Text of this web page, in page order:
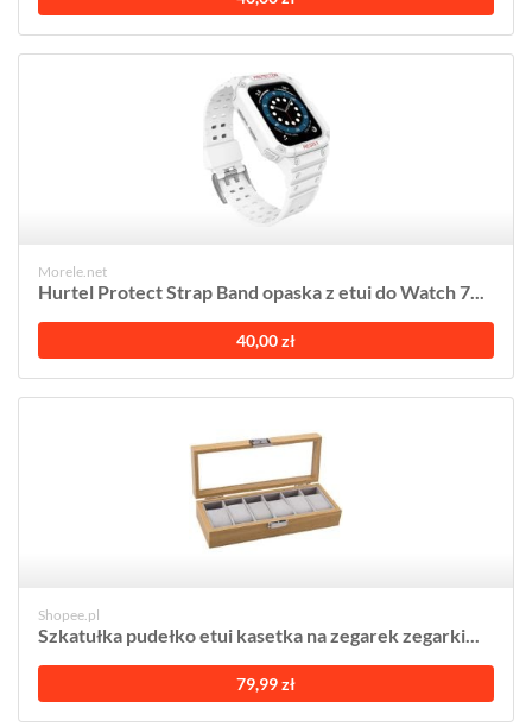
Morele.net
Hurtel Protect Strap Band opaska z etui do Watch 7...
40,00 zł
Shopee.pl
Szkatułka pudełko etui kasetka na zegarek zegarki...
79,99 zł